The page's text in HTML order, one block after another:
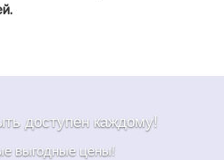
доступен каждому!
выгодные цены!